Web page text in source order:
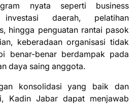
nyata seperti business
daerah, pelatihan
hingga penguatan rantai pasok
keberadaan organisasi tidak
benar-benar berdampak pada
daya saing anggota.
konsolidasi yang baik dan
Kadin Jabar dapat menjawab